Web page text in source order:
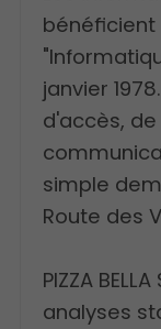
janvier
d'accès,
simple
Route des
PIZZA
analyses